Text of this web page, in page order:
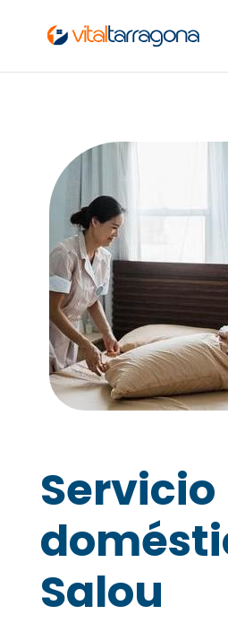
Servicio
Salou